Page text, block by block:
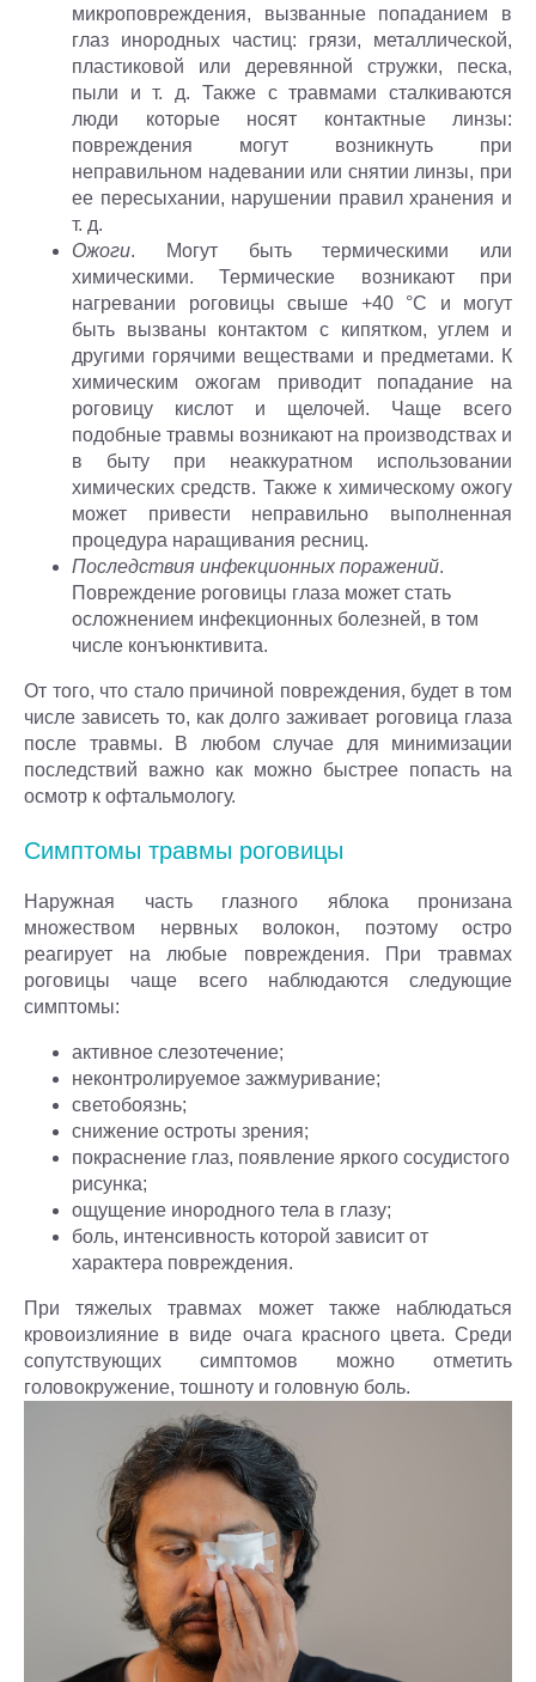
микроповреждения, вызванные попаданием в
глаз инородных частиц: грязи, металлической,
пластиковой или деревянной стружки, песка,
пыли и т. д. Также с травмами сталкиваются
люди которые носят контактные линзы:
повреждения могут возникнуть при
неправильном надевании или снятии линзы, при
ее пересыхании, нарушении правил хранения и
т. д.
Ожоги. Могут быть термическими или
химическими. Термические возникают при
нагревании роговицы свыше +40 °С и могут
быть вызваны контактом с кипятком, углем и
другими горячими веществами и предметами. К
химическим ожогам приводит попадание на
роговицу кислот и щелочей. Чаще всего
подобные травмы возникают на производствах и
в быту при неаккуратном использовании
химических средств. Также к химическому ожогу
может привести неправильно выполненная
процедура наращивания ресниц.
Последствия инфекционных поражений.
Повреждение роговицы глаза может стать
осложнением инфекционных болезней, в том
числе конъюнктивита.
От того, что стало причиной повреждения, будет в том
числе зависеть то, как долго заживает роговица глаза
после травмы. В любом случае для минимизации
последствий важно как можно быстрее попасть на
осмотр к офтальмологу.
Симптомы травмы роговицы
Наружная часть глазного яблока пронизана
множеством нервных волокон, поэтому остро
реагирует на любые повреждения. При травмах
роговицы чаще всего наблюдаются следующие
симптомы:
активное слезотечение;
неконтролируемое зажмуривание;
светобоязнь;
снижение остроты зрения;
покраснение глаз, появление яркого сосудистого
рисунка;
ощущение инородного тела в глазу;
боль, интенсивность которой зависит от
характера повреждения.
При тяжелых травмах может также наблюдаться
кровоизлияние в виде очага красного цвета. Среди
сопутствующих симптомов можно отметить
головокружение, тошноту и головную боль.